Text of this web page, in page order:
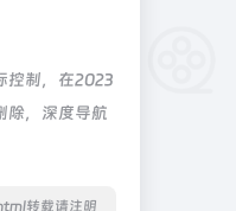
控制，在2023
除，深度导航
转载请注明